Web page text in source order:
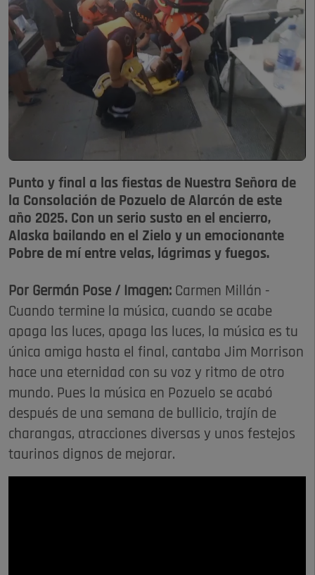
Punto y final a las fiestas de Nuestra Señora de
la Consolación de Pozuelo de Alarcón de este
año 2025. Con un serio susto en el encierro,
Alaska bailando en el Zielo y un emocionante
Pobre de mí entre velas, lágrimas y fuegos.
Por Germán Pose / Imagen: Carmen Millán -
Cuando termine la música, cuando se acabe
apaga las luces, apaga las luces, la música es tu
única amiga hasta el final, cantaba Jim Morrison
hace una eternidad con su voz y ritmo de otro
mundo. Pues la música en Pozuelo se acabó
después de una semana de bullicio, trajín de
charangas, atracciones diversas y unos festejos
taurinos dignos de mejorar.